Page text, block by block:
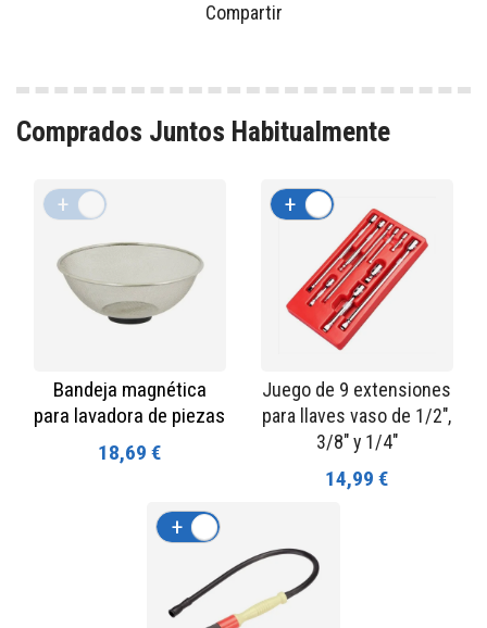
Compartir
Comprados Juntos Habitualmente
Bandeja magnética
para lavadora de piezas
18,69 €
+
Juego de 9 extensiones
para llaves vaso de 1/2",
3/8" y 1/4"
14,99 €
+ -
+